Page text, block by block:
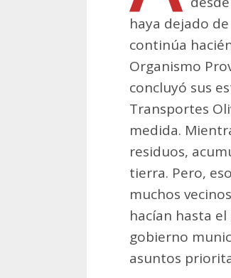
haya dejado
continúa
Organismo
concluyó sus
Transportes
medida.
residuos,
tierra. Pero,
muchos
hacían hasta
gobierno
asuntos